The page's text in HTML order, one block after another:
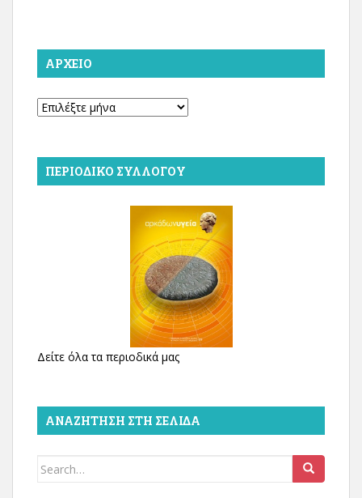
ΑΡΧΕΊΟ
Αρχείο
ΠΕΡΙΟΔΙΚΌ ΣΥΛΛΌΓΟΥ
Δείτε όλα τα περιοδικά μας
ΑΝΑΖΉΤΗΣΗ ΣΤΗ ΣΕΛΊΔΑ
Search